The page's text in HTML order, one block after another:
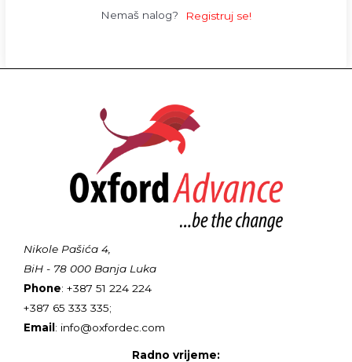
Nemaš nalog? Registruj se!
Nikole Pašića 4,
BiH - 78 000 Banja Luka
Phone: +387 51 224 224
+387 65 333 335;
Email: info@oxfordec.com
Radno vrijeme: